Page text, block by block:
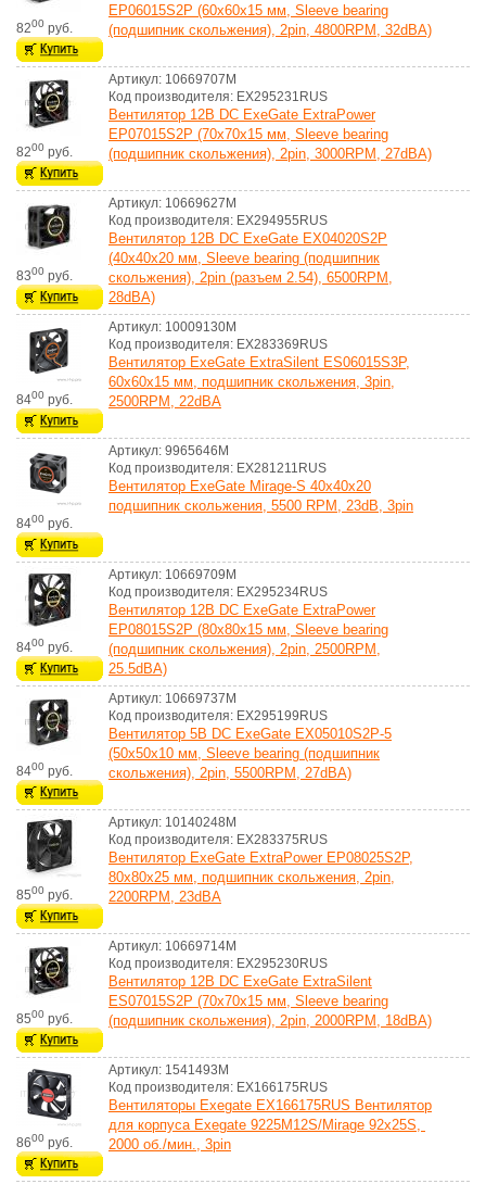
8200 руб.
EP06015S2P (60x60x15 мм, Sleeve bearing
(подшипник скольжения), 2pin, 4800RPM, 32dBA)
8200 руб.
Артикул: 10669707M
Код производителя: EX295231RUS
Вентилятор 12В DC ExeGate ExtraPower
EP07015S2P (70x70x15 мм, Sleeve bearing
(подшипник скольжения), 2pin, 3000RPM, 27dBA)
8300 руб.
Артикул: 10669627M
Код производителя: EX294955RUS
Вентилятор 12В DC ExeGate EX04020S2P
(40x40x20 мм, Sleeve bearing (подшипник
скольжения), 2pin (разъем 2.54), 6500RPM,
28dBA)
8400 руб.
Артикул: 10009130M
Код производителя: EX283369RUS
Вентилятор ExeGate ExtraSilent ES06015S3P,
60x60x15 мм, подшипник скольжения, 3pin,
2500RPM, 22dBA
8400 руб.
Артикул: 9965646M
Код производителя: EX281211RUS
Вентилятор ExeGate Mirage-S 40x40x20
подшипник скольжения, 5500 RPM, 23dB, 3pin
8400 руб.
Артикул: 10669709M
Код производителя: EX295234RUS
Вентилятор 12В DC ExeGate ExtraPower
EP08015S2P (80x80x15 мм, Sleeve bearing
(подшипник скольжения), 2pin, 2500RPM,
25.5dBA)
8400 руб.
Артикул: 10669737M
Код производителя: EX295199RUS
Вентилятор 5В DC ExeGate EX05010S2P-5
(50x50x10 мм, Sleeve bearing (подшипник
скольжения), 2pin, 5500RPM, 27dBA)
8500 руб.
Артикул: 10140248M
Код производителя: EX283375RUS
Вентилятор ExeGate ExtraPower EP08025S2P,
80x80x25 мм, подшипник скольжения, 2pin,
2200RPM, 23dBA
8500 руб.
Артикул: 10669714M
Код производителя: EX295230RUS
Вентилятор 12В DC ExeGate ExtraSilent
ES07015S2P (70x70x15 мм, Sleeve bearing
(подшипник скольжения), 2pin, 2000RPM, 18dBA)
8600 руб.
Артикул: 1541493M
Код производителя: EX166175RUS
Вентиляторы Exegate EX166175RUS Вентилятор
для корпуса Exegate 9225M12S/Mirage 92x25S,
2000 об./мин., 3pin